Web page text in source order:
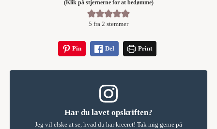
(Klik på stjernerne for at bedømme)
5 fra 2 stemmer
Pin Del Print
Har du lavet opskriften?
Jeg vil elske at se, hvad du har kreeret! Tak mig gerne på